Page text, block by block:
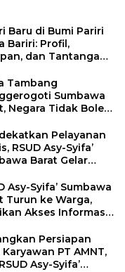
Baru di Bumi Pariri
Bariri: Profil,
dan Tantangan
Tambang
Sumbawa
Negara Tidak Boleh
WNA
Pelayanan
RSUD Asy-Syifa’
Barat Gelar
di Taliwang
Asy-Syifa’ Sumbawa
Turun ke Warga,
Akses Informasi
Persiapan
Karyawan PT AMNT,
Asy-Syifa’